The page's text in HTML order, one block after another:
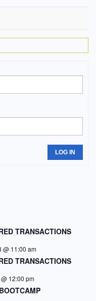
LOG IN
TRANSACTIONS
@ 11:00 am
TRANSACTIONS
12:00 pm